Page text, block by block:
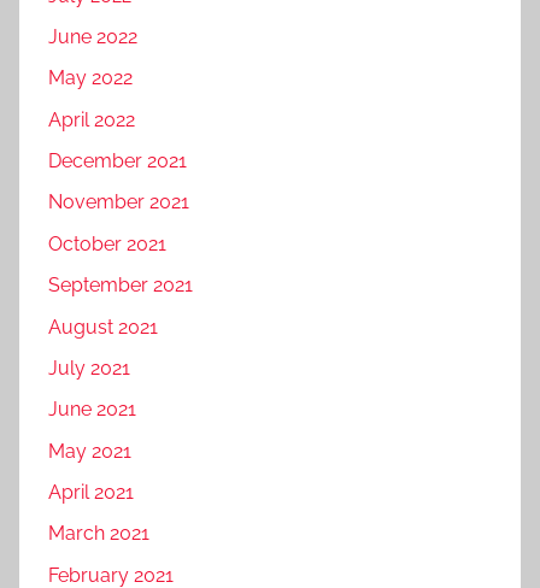
June 2022
May 2022
April 2022
December 2021
November 2021
October 2021
September 2021
August 2021
July 2021
June 2021
May 2021
April 2021
March 2021
February 2021